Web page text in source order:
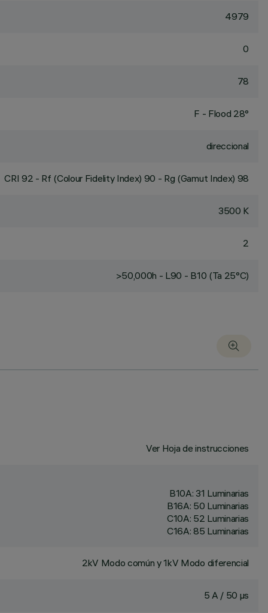
4979
0
78
F - Flood 28°
direccional
CRI 92 - Rf (Colour Fidelity Index) 90 - Rg (Gamut Index) 98
3500 K
2
>50,000h - L90 - B10 (Ta 25°C)
Ver Hoja de instrucciones
B10A: 31 Luminarias
B16A: 50 Luminarias
C10A: 52 Luminarias
C16A: 85 Luminarias
2kV Modo común y 1kV Modo diferencial
5 A / 50 µs